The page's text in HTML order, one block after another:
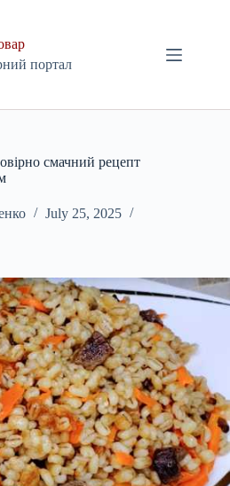
портал
смачний рецепт
July 25, 2025